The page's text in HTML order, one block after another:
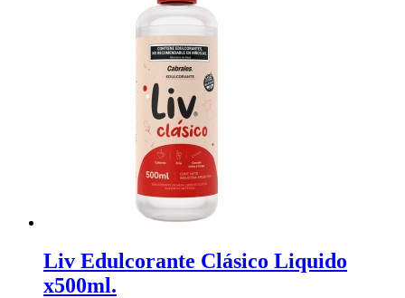
Liv Edulcorante Clásico Liquido
x500ml.